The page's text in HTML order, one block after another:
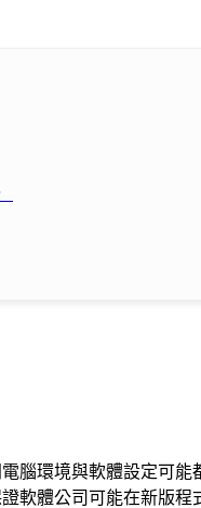
腦環境與軟體設定可
軟體公司可能在新版